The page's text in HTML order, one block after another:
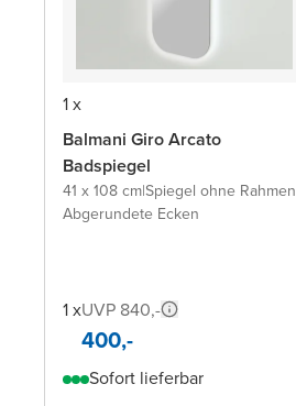
1 x
Balmani Giro Arcato
Badspiegel
41 x 108 cm|Spiegel ohne Rahmen
Abgerundete Ecken
1 xUVP 840,-
400,-
Sofort lieferbar